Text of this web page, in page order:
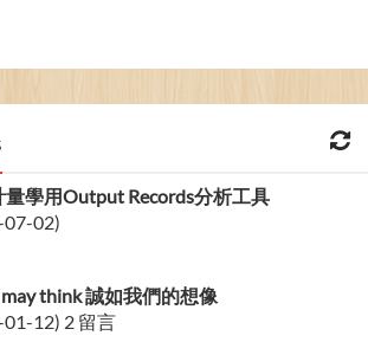
量學用Output Records分析工具
07-02)
think 誠如我們的想像
12) 2 留言